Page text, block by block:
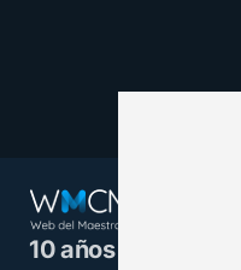
10 años juntos y